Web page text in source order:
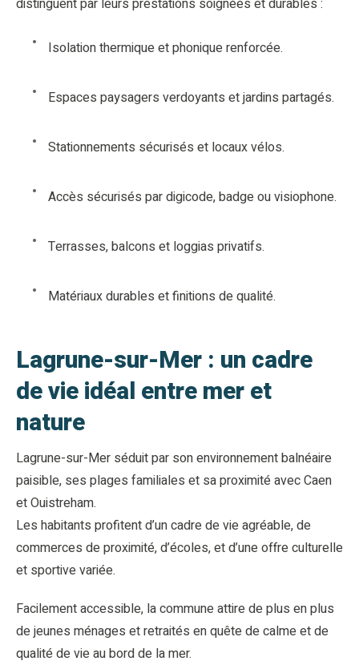
distinguent par leurs prestations soignées et durables :
Isolation thermique et phonique renforcée.
Espaces paysagers verdoyants et jardins partagés.
Stationnements sécurisés et locaux vélos.
Accès sécurisés par digicode, badge ou visiophone.
Terrasses, balcons et loggias privatifs.
Matériaux durables et finitions de qualité.
Lagrune-sur-Mer : un cadre
de vie idéal entre mer et
nature
Lagrune-sur-Mer séduit par son environnement balnéaire
paisible, ses plages familiales et sa proximité avec Caen
et Ouistreham.
Les habitants profitent d’un cadre de vie agréable, de
commerces de proximité, d’écoles, et d’une offre culturelle
et sportive variée.
Facilement accessible, la commune attire de plus en plus
de jeunes ménages et retraités en quête de calme et de
qualité de vie au bord de la mer.